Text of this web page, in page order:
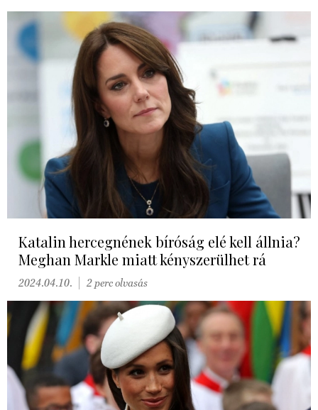
Katalin hercegnének bíróság elé kell állnia?
Meghan Markle miatt kényszerülhet rá
2024.04.10. 2 perc olvasás